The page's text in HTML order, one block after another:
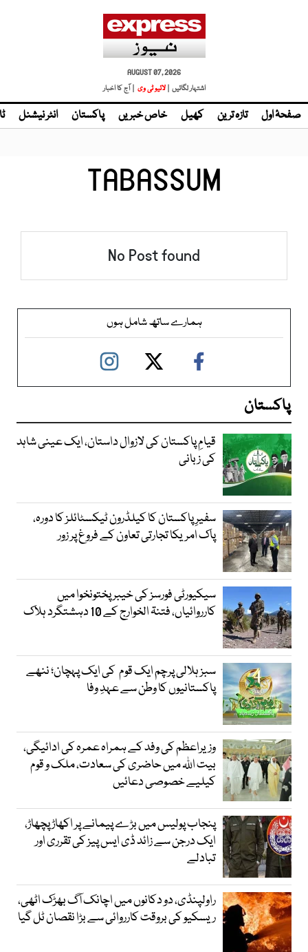
AUGUST 07, 2026
اشتہار لگائیں |
| آج کا اخبار
صفحۂ اول تازہ ترین کھیل خاص خبریں پاکستان انٹر نیشنل
TABASSUM
No Post found
ہمارے ساتھ شامل ہوں
پاکستان
قیامِ پاکستان کی لازوال داستان، ایک عینی شاہد
کی زبانی
سفیرِ پاکستان کا کیلڈرون ٹیکسٹائلز کا دورہ،
پاک امریکا تجارتی تعاون کے فروغ پر زور
سیکیورٹی فورسز کی خیبر پختونخوا میں
کارروائیاں، فتنۃ الخوارج کے 10 دہشتگرد ہلاک
سبز ہلالی پرچم ایک قوم کی ایک پہچان؛ ننھے
پاکستانیوں کا وطن سے عہدِ وفا
وزیراعظم کی وفد کے ہمراہ عمرہ کی ادائیگی،
بیت اللہ میں حاضری کی سعادت، ملک و قوم
کیلیے خصوصی دعائیں
پنجاب پولیس میں بڑے پیمانے پر اکھاڑ پچھاڑ،
ایک درجن سے زائد ڈی ایس پیز کی تقرری اور
تبادلے
راولپنڈی، دو دکانوں میں اچانک آگ بھڑک اٹھی،
ریسکیو کی بروقت کارروائی سے بڑا نقصان ٹل گیا